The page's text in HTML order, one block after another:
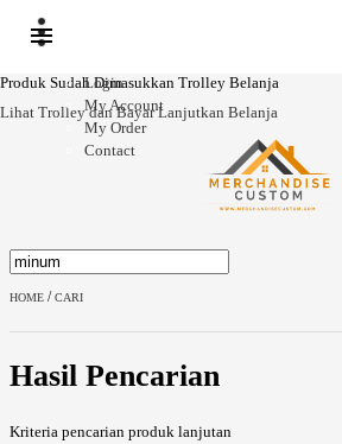
Produk Sudah Dimasukkan Trolley Belanja
Lihat Trolley dan Bayar Lanjutkan Belanja
Login
My Account
My Order
Contact
HOME /CARI
Hasil Pencarian
Kriteria pencarian produk lanjutan